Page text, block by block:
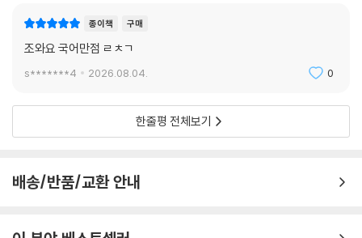
종이책 구매
조와요 국어만점 ㄹㅊㄱ
s*******4 2026.08.04. 0
한줄평 전체보기
배송/반품/교환 안내